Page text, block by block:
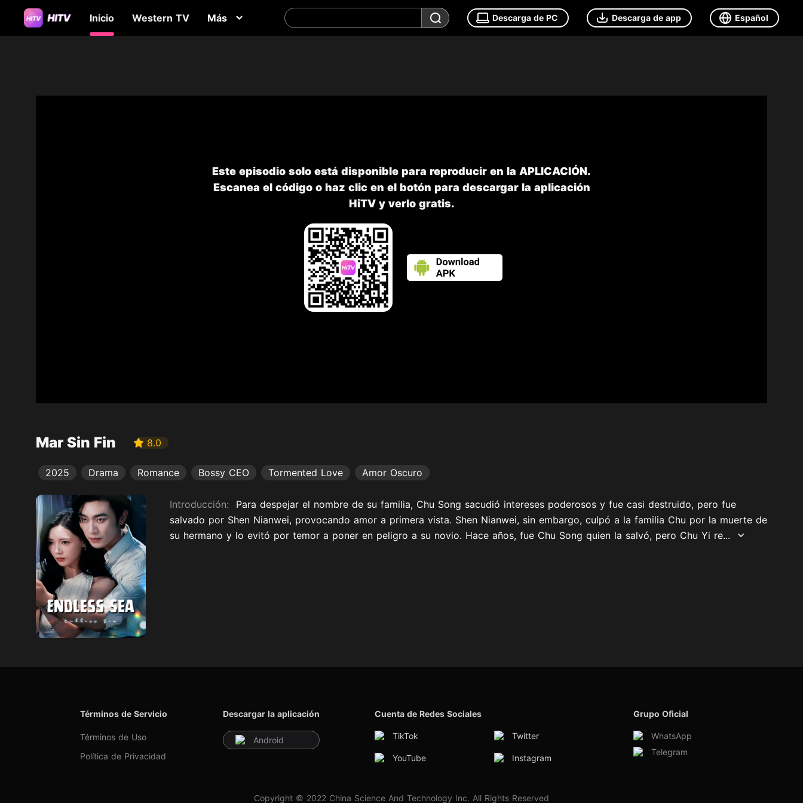
Inicio Western TV Más Descarga de PC Descarga de app Español
Este episodio solo está disponible para reproducir en la APLICACIÓN.
Escanea el código o haz clic en el botón para descargar la aplicación
HiTV y verlo gratis.
Mar Sin Fin 8.0
2025 Drama Romance Bossy CEO Tormented Love Amor Oscuro
Introducción: Para despejar el nombre de su familia, Chu Song sacudió intereses poderosos y fue casi destruido, pero fue
salvado por Shen Nianwei, provocando amor a primera vista. Shen Nianwei, sin embargo, culpó a la familia Chu por la muerte de
su hermano y lo evitó por temor a poner en peligro a su novio. Hace años, fue Chu Song quien la salvó, pero Chu Yi re...
Términos de Servicio
Términos de Uso
Política de Privacidad
Descargar la aplicación
Android
Cuenta de Redes Sociales
TikTok Twitter
YouTube Instagram
Grupo Oficial
WhatsApp
Telegram
Copyright © 2022 China Science And Technology Inc. All Rights Reserved